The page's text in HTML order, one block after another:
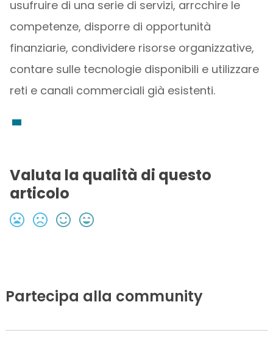
usufruire di una serie di servizi, arrcchire le
competenze, disporre di opportunità
finanziarie, condividere risorse organizzative,
contare sulle tecnologie disponibili e utilizzare
reti e canali commerciali già esistenti.
Valuta la qualità di questo
articolo
Partecipa alla community